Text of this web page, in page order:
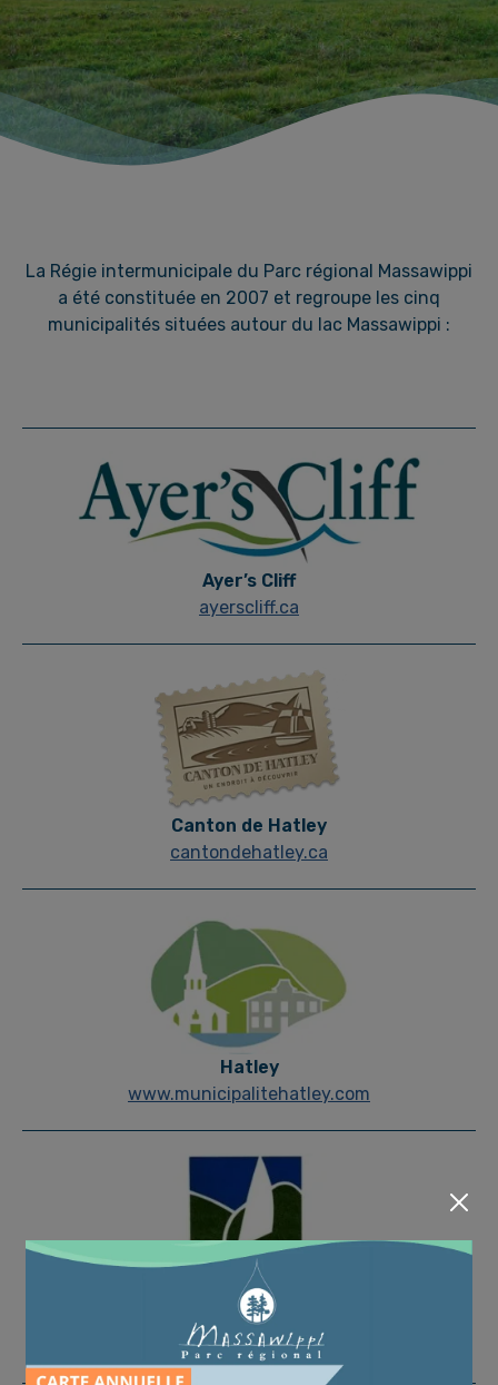
La Régie intermunicipale du Parc régional Massawippi
a été constituée en 2007 et regroupe les cinq
municipalités situées autour du lac Massawippi :
Ayer’s Cliff
ayerscliff.ca
Canton de Hatley
cantondehatley.ca
Hatley
www.municipalitehatley.com
North Hatley
www.northhatley.org